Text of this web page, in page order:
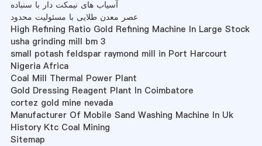
آسیاب های نیمکت دار با سنباده
عصر معدن طلایی با مسئولیت محدود
High Refining Ratio Gold Refining Machine In Large Stock
usha grinding mill bm 3
small potash feldspar raymond mill in Port Harcourt
Nigeria Africa
Coal Mill Thermal Power Plant
Gold Dressing Reagent Plant In Coimbatore
cortez gold mine nevada
Manufacturer Of Mobile Sand Washing Machine In Uk
History Ktc Coal Mining
Sitemap